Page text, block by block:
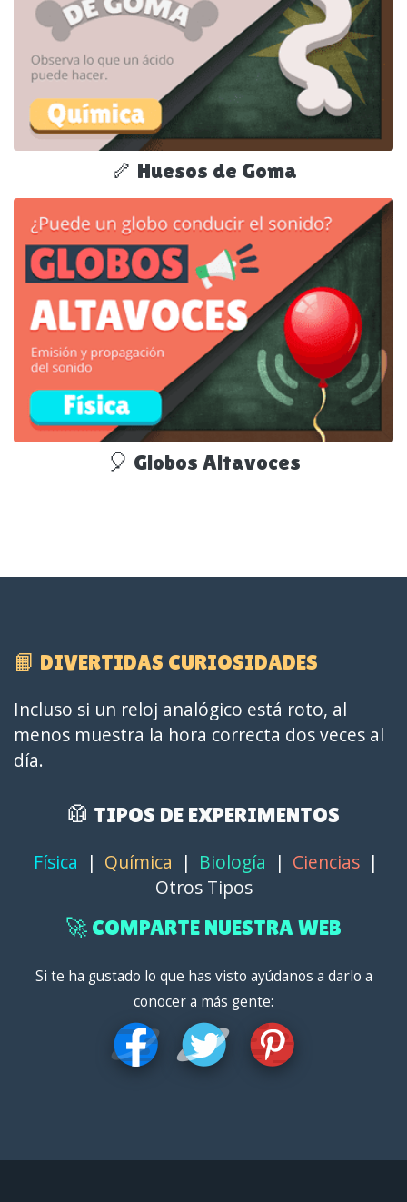
🦴 Huesos de Goma
🎈 Globos Altavoces
📙 DIVERTIDAS CURIOSIDADES
Incluso si un reloj analógico está roto, al
menos muestra la hora correcta dos veces al
día.
🥼 TIPOS DE EXPERIMENTOS
Física | Química | Biología | Ciencias |
Otros Tipos
🚀 COMPARTE NUESTRA WEB
Si te ha gustado lo que has visto ayúdanos a darlo a
conocer a más gente: